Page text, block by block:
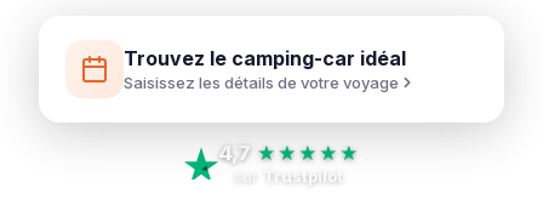
Trouvez le camping-car idéal
Saisissez les détails de votre voyage
4,7 ★★★★★
Trustpilot